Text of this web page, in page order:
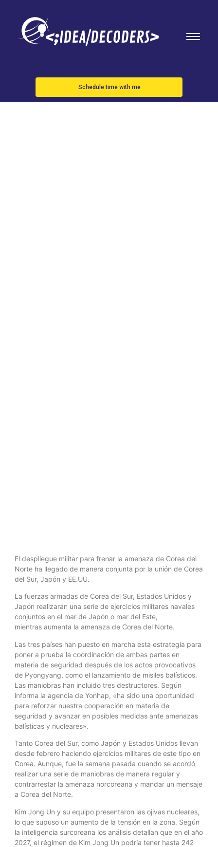
Schedule time with me
Las fuerzas
El despliegue militar para frenar la amenaza de Corea del
Norte ha llegado de manera conjunta por la unión de Corea
del Sur, Japón y EE.UU.
La fuerzas armadas de Corea del Sur, Estados Unidos y
Japón realizarán una serie de ejercicios militares navales
conjuntos en el mar de Japón o mar del Este,
mientras aumenta la amenaza de Corea del Norte.
Las tres países han puesto en marcha esta estrategia para
poner a prueba la coordinación de ambas partes en
materia de seguridad después de los actos provocativos
de Pyongyang, como el lanzamiento de misiles balísticos.
Las maniobras han incluido tres destructores. Según
informa la agencia de Yonhap, «ha sido una oportunidad
para reforzar nuestra cooperación en materia de
seguridad y avanzar en posibles medidas ante amenazas
balísticas y nucleares».
Tanto Corea del Sur, como Japón y Estados Unidos llevan
desde febrero haciendo ejercicios militares de este tipo en
Corea. Aunque, fue la semana pasada cuando se acordó
realizar una serie de maniobras de manera regular y
contrarrestar la amenaza norcoreana y mandar un mensaje
a Corea del Norte.
Kim Jong Un y su equipo presentaron las ojivas nucleares,
lo que supuso un aumento de la tensión en la zona. Según
la inteligencia surcoreana los análisis detallan que en el año
2027, el régimen de Kim Jong Un podría tener hasta 242